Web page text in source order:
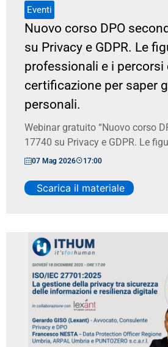
Eventi
Nuovo corso DPO
su Privacy e GDPR. Le
professionali e i percorsi
certificazione per saper
personali.
Webinar gratuito “Nuovo corso
17740 su Privacy e GDPR. Le
07 Mag 2026 17:00
Scarica il materiale